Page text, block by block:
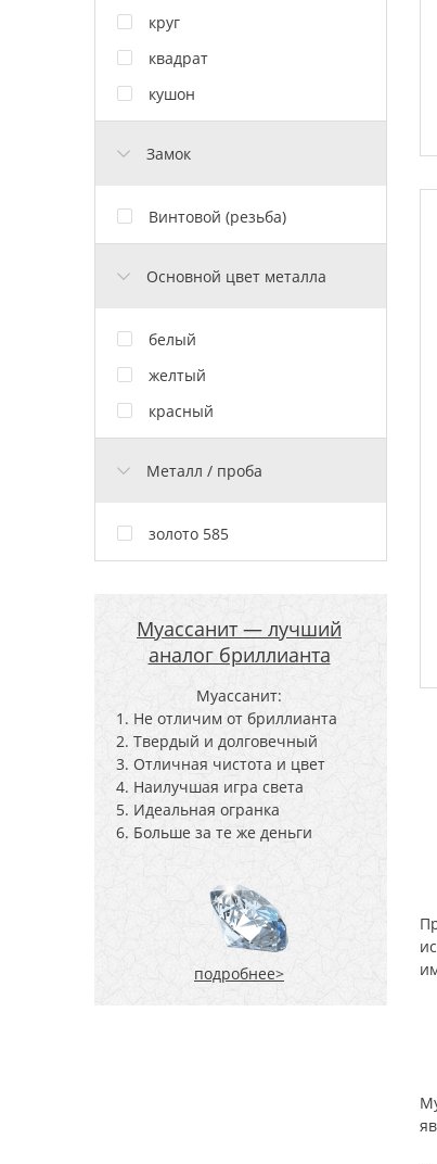
круг
квадрат
кушон
Замок
Винтовой (резьба)
Основной цвет металла
белый
желтый
красный
Металл / проба
золото 585
Муассанит — лучший
аналог бриллианта
Муассанит:
Не отличим от бриллианта
Твердый и долговечный
Отличная чистота и цвет
Наилучшая игра света
Идеальная огранка
Больше за те же деньги
подробнее>